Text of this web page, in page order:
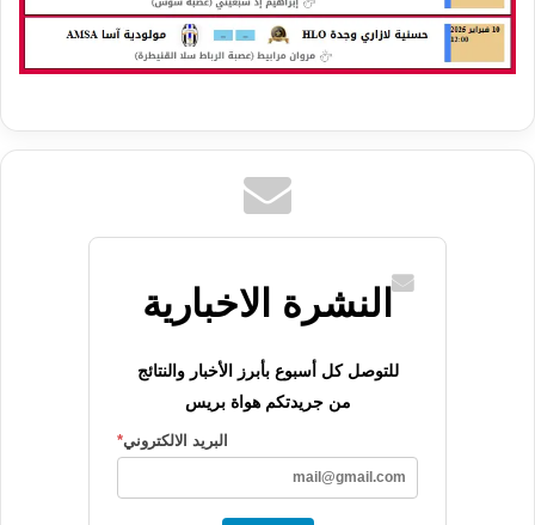
النشرة الاخبارية
للتوصل كل أسبوع بأبرز الأخبار والنتائج
من جريدتكم هواة بريس
البريد الالكتروني*